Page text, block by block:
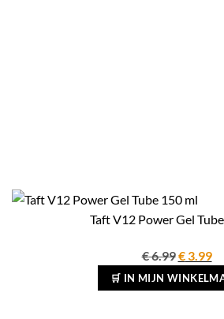
Taft V12 Power Gel
€6.99
prijs
was:
€3.99
is:
🛒 IN MIJN